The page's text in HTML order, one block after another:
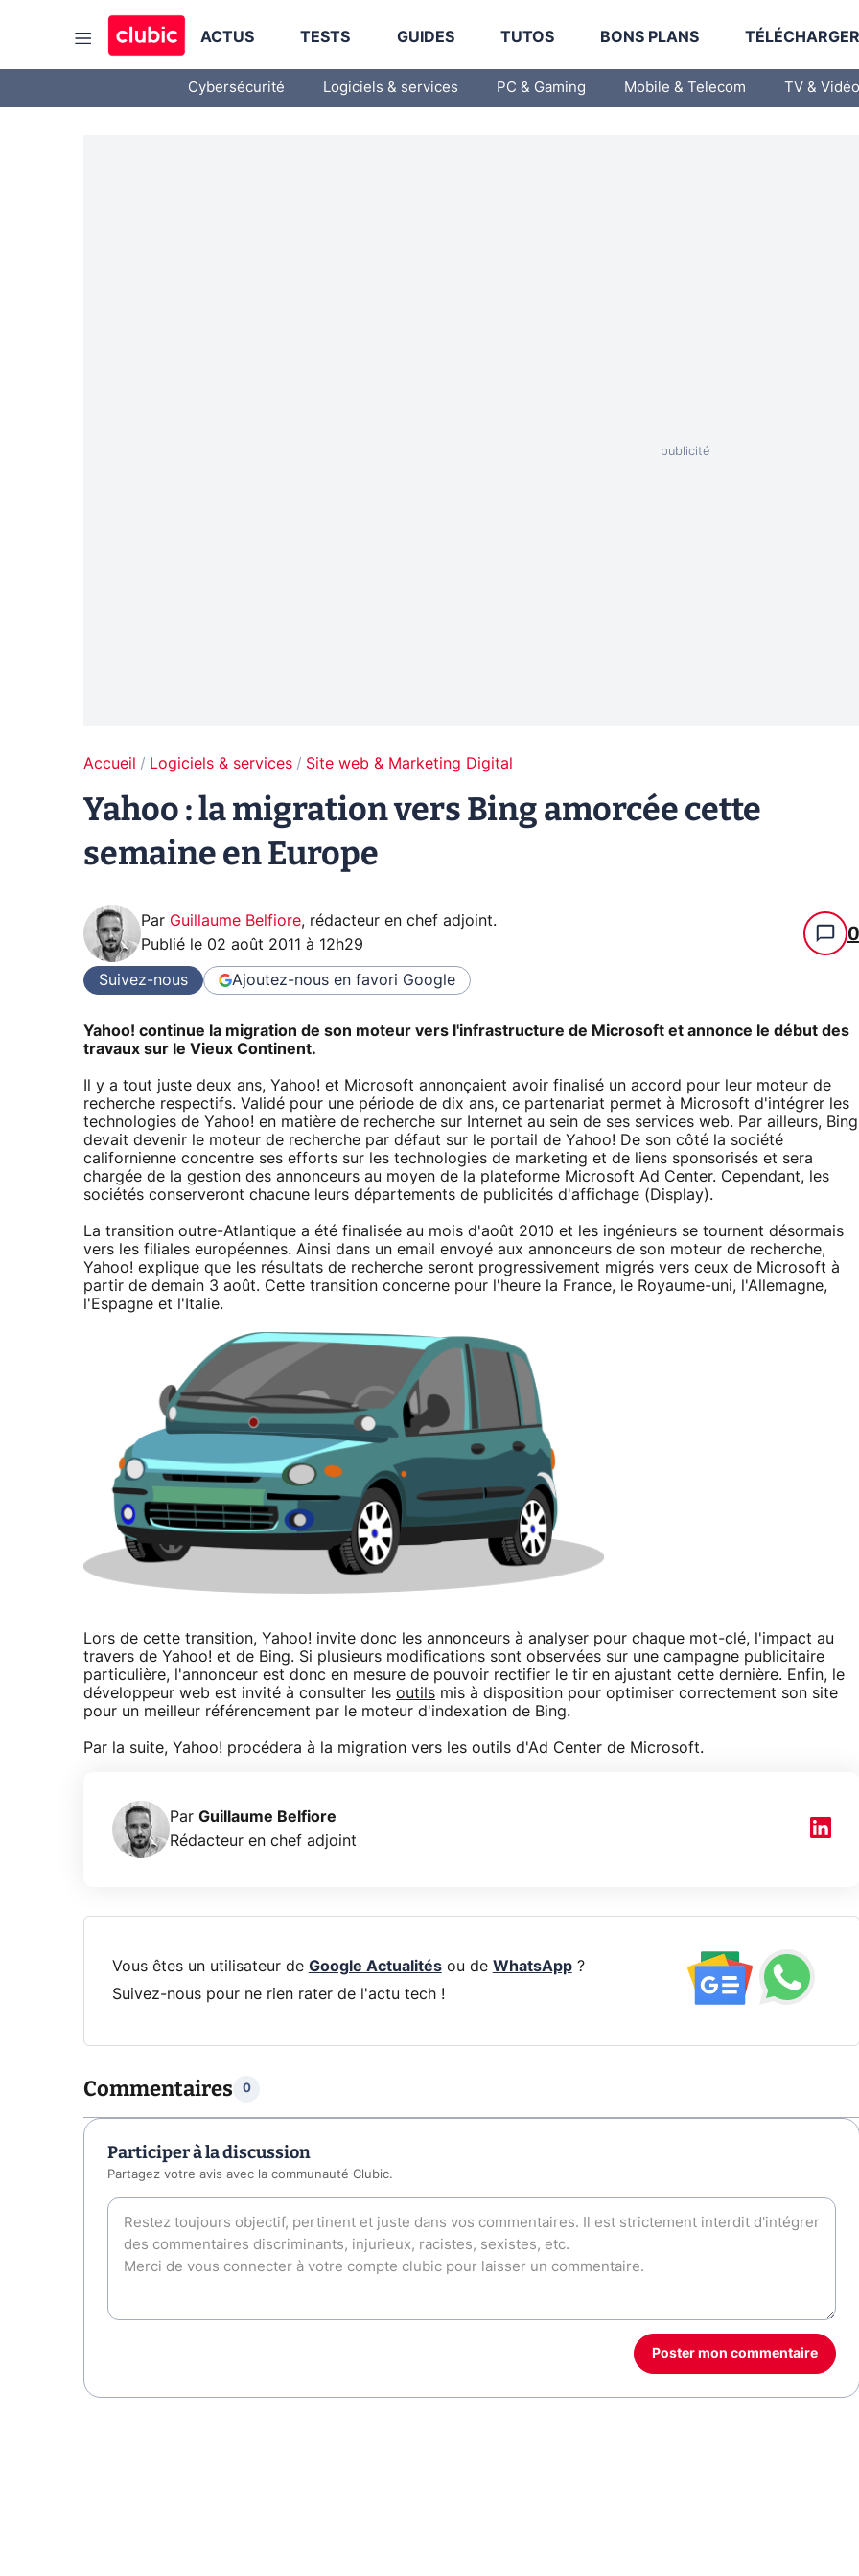
ACTUS TESTS GUIDES TUTOS BONS PLANS
Cybersécurité Logiciels & services PC & Gaming Mobile & Telecom TV & Vidéo
Accueil Logiciels & services Site web & Marketing Digital
Yahoo : la migration vers Bing amorcée cette
semaine en Europe
Par Guillaume Belfiore, rédacteur en chef adjoint.
Publié le 02 août 2011 à 12h29 0
Suivez-nous Ajoutez-nous en favori Google
Yahoo! continue la migration de son moteur vers l'infrastructure de Microsoft et annonce le début des
travaux sur le Vieux Continent.
Il y a tout juste deux ans, Yahoo! et Microsoft annonçaient avoir finalisé un accord pour leur moteur de
recherche respectifs. Validé pour une période de dix ans, ce partenariat permet à Microsoft d'intégrer les
technologies de Yahoo! en matière de recherche sur Internet au sein de ses services web. Par ailleurs, Bing
devait devenir le moteur de recherche par défaut sur le portail de Yahoo! De son côté la société
californienne concentre ses efforts sur les technologies de marketing et de liens sponsorisés et sera
chargée de la gestion des annonceurs au moyen de la plateforme Microsoft Ad Center. Cependant, les
sociétés conserveront chacune leurs départements de publicités d'affichage (Display).
La transition outre-Atlantique a été finalisée au mois d'août 2010 et les ingénieurs se tournent désormais
vers les filiales européennes. Ainsi dans un email envoyé aux annonceurs de son moteur de recherche,
Yahoo! explique que les résultats de recherche seront progressivement migrés vers ceux de Microsoft à
partir de demain 3 août. Cette transition concerne pour l'heure la France, le Royaume-uni, l'Allemagne,
l'Espagne et l'Italie.
Lors de cette transition, Yahoo! invite donc les annonceurs à analyser pour chaque mot-clé, l'impact au
travers de Yahoo! et de Bing. Si plusieurs modifications sont observées sur une campagne publicitaire
particulière, l'annonceur est donc en mesure de pouvoir rectifier le tir en ajustant cette dernière. Enfin, le
développeur web est invité à consulter les outils mis à disposition pour optimiser correctement son site
pour un meilleur référencement par le moteur d'indexation de Bing.
Par la suite, Yahoo! procédera à la migration vers les outils d'Ad Center de Microsoft.
Par Guillaume Belfiore
Rédacteur en chef adjoint
Vous êtes un utilisateur de Google Actualitésou de WhatsApp?
Suivez-nous pour ne rien rater de l'actu tech !
Commentaires 0
Participer à la discussion
Partagez votre avis avec la communauté Clubic.
Poster mon commentaire